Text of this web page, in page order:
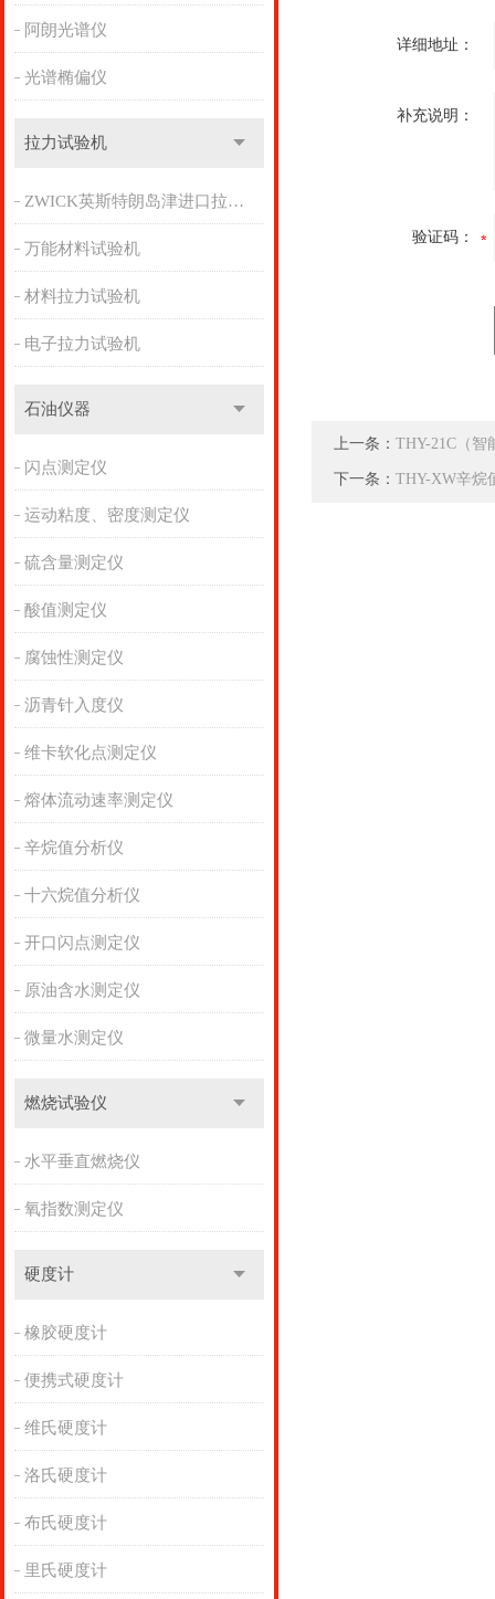
阿朗光谱仪
光谱椭偏仪
拉力试验机
ZWICK英斯特朗岛津进口拉力机
万能材料试验机
材料拉力试验机
电子拉力试验机
石油仪器
闪点测定仪
运动粘度、密度测定仪
硫含量测定仪
酸值测定仪
腐蚀性测定仪
沥青针入度仪
维卡软化点测定仪
熔体流动速率测定仪
辛烷值分析仪
十六烷值分析仪
开口闪点测定仪
原油含水测定仪
微量水测定仪
燃烧试验仪
水平垂直燃烧仪
氧指数测定仪
硬度计
橡胶硬度计
便携式硬度计
维氏硬度计
洛氏硬度计
布氏硬度计
里氏硬度计
详细地址：
补充说明：
验证码：
上一条： THY-21C（智
下一条： THY-XW辛烷